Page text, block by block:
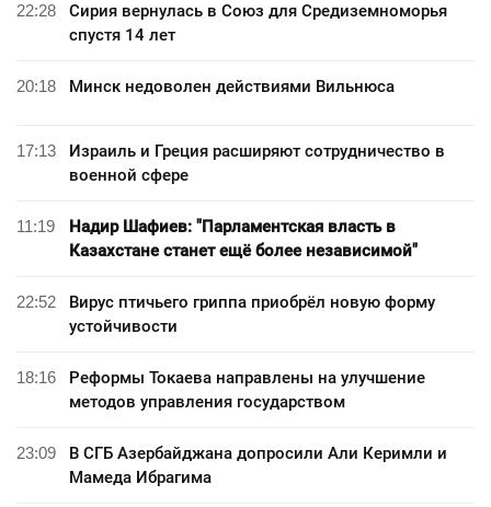
22:28
Сирия вернулась в Союз для Средиземноморья
спустя 14 лет
20:18 Минск недоволен действиями Вильнюса
17:13
Израиль и Греция расширяют сотрудничество в
военной сфере
11:19
Надир Шафиев: "Парламентская власть в
Казахстане станет ещё более независимой"
22:52
Вирус птичьего гриппа приобрёл новую форму
устойчивости
18:16
Реформы Токаева направлены на улучшение
методов управления государством
23:09
В СГБ Азербайджана допросили Али Керимли и
Мамеда Ибрагима